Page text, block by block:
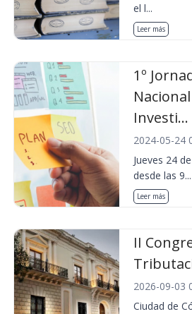
el l...
Leer más
1º
Investi...
2024-05-24
Jueves 24
desde las 9...
Leer más
II
2026-09-03
Ciudad de